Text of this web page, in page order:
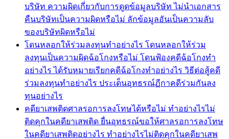
บริษัท ความผิดเกี่ยวกับการดูดข้อมูลบริษัท ไม่นำเอกสาร
คืนบริษัทเป็นความผิดหรือไม่ ลักข้อมูลอันเป็นความลับ
ของบริษัทผิดหรือไม่
โดนหลอกให้ร่วมลงทุนทำอย่างไร โดนหลอกให้ร่วม
ลงทุนเป็นความผิดฉ้อโกงหรือไม่ โดนฟ้องคดีฉ้อโกงทำ
อย่างไร ได้รับหมายเรียกคดีฉ้อโกงทำอย่างไร วิธีต่อสู้คดี
ร่วมลงทุนทำอย่างไร ประเด็นอุทธรณ์ฏีกาคดีร่วมกันลง
ทุนอย่างไร
คดียาเสพติดศาลรอการลงโทษได้หรือไม่ ทำอย่างไรไม่
ติดคุกในคดียาเสพติด ยื่นอุทธรณ์ขอให้ศาลรอการลงโทษ
ในคดียาเสพติดอย่างไร ทำอย่างไรไม่ติดคุกในคดียาเสพ